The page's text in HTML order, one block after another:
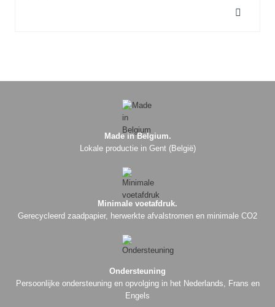

Made in Belgium.
Lokale productie in Gent (België)
Minimale voetafdruk.
Gerecycleerd zaadpapier, herwerkte afvalstromen en minimale CO2
Ondersteuning
Persoonlijke ondersteuning en opvolging in het Nederlands, Frans en
Engels